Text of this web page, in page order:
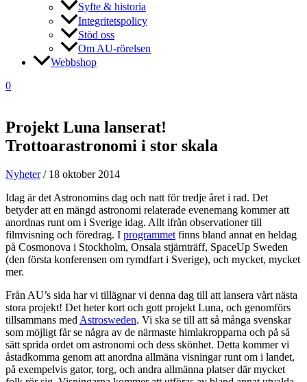
Syfte & historia
Integritetspolicy
Stöd oss
Om AU-rörelsen
Webbshop
0
Projekt Luna lanserat!
Trottoarastronomi i stor skala
Nyheter/ 18 oktober 2014
Idag är det Astronomins dag och natt för tredje året i rad. Det
betyder att en mängd astronomi relaterade evenemang kommer att
anordnas runt om i Sverige idag. Allt ifrån observationer till
filmvisning och föredrag. I programmetfinns bland annat en heldag
på Cosmonova i Stockholm, Onsala stjärnträff, SpaceUp Sweden
(den första konferensen om rymdfart i Sverige), och mycket, mycket
mer.
Från AU’s sida har vi tillägnar vi denna dag till att lansera vårt nästa
stora projekt! Det heter kort och gott projekt Luna, och genomförs
tillsammans medAstrosweden. Vi ska se till att så många svenskar
som möjligt får se några av de närmaste himlakropparna och på så
sätt sprida ordet om astronomi och dess skönhet. Detta kommer vi
åstadkomma genom att anordna allmäna visningar runt om i landet,
på exempelvis gator, torg, och andra allmänna platser där mycket